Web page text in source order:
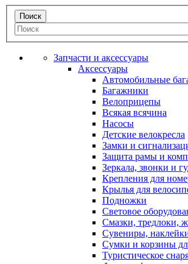
Запчасти и аксессуары
Аксессуары
Автомобильные
Багажники
Велоприцепы
Всякая всячина
Насосы
Детские велокресла
Замки и
Защита рамы и
Зеркала, звонки и
Крепления для
Крылья для
Подножки
Световое
Смазки, тредлоки,
Сувениры,
Сумки и корзины
Туристическое